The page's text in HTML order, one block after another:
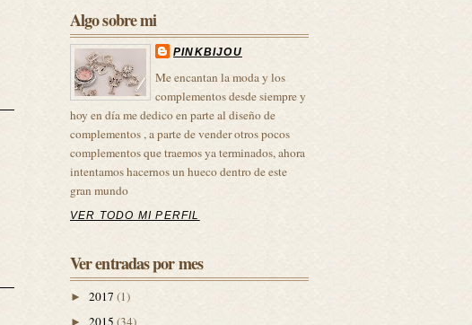
Algo sobre mi
PINKBIJOU
Me encantan la moda y los
complementos desde siempre y
hoy en día me dedico en parte al diseño de
complementos , a parte de vender otros pocos
complementos que traemos ya terminados, ahora
intentamos hacernos un hueco dentro de este
gran mundo
VER TODO MI PERFIL
Ver entradas por mes
► 2017 (1)
► 2015 (34)